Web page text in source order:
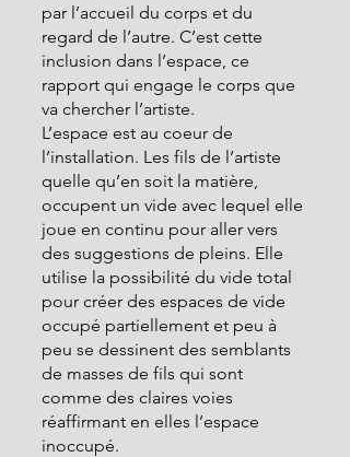
par l’accueil du corps et du
regard de l’autre. C’est cette
inclusion dans l’espace, ce
rapport qui engage le corps que
va chercher l’artiste.
L’espace est au coeur de
l’installation. Les fils de l’artiste
quelle qu’en soit la matière,
occupent un vide avec lequel elle
joue en continu pour aller vers
des suggestions de pleins. Elle
utilise la possibilité du vide total
pour créer des espaces de vide
occupé partiellement et peu à
peu se dessinent des semblants
de masses de fils qui sont
comme des claires voies
réaffirmant en elles l’espace
inoccupé.